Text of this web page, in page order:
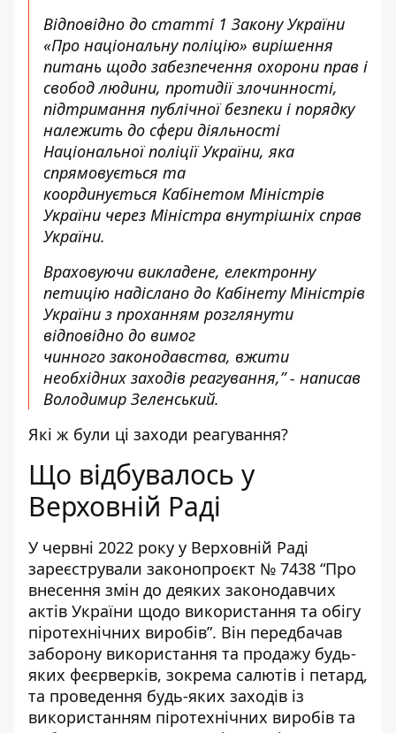
Відповідно до статті 1 Закону України
«Про національну поліцію» вирішення
питань щодо забезпечення охорони прав і
свобод людини, протидіїзлочинності,
підтримання публічної безпеки і порядку
належить до сфери діяльності
Національної поліції України, яка
спрямовується та
координується Кабінетом Міністрів
України через Міністра внутрішніх справ
України.
Враховуючи викладене, електронну
петицію надіслано до КабінетуМіністрів
України з проханням розглянути
відповідно до вимог
чинного законодавства, вжити
необхідних заходів реагування,” - написав
Володимир Зеленський.
Які ж були ці заходи реагування?
Що відбувалось у
Верховній Раді
У червні 2022 року у Верховній Раді
зареєстрували законопроєкт № 7438 “Про
внесення змін до деяких законодавчих
актів України щодо використання та обігу
піротехнічних виробів”. Він передбачав
заборону використання та продажу будь-
яких феєрверків, зокрема салютів і петард,
та проведення будь-яких заходів із
використанням піротехнічних виробів та